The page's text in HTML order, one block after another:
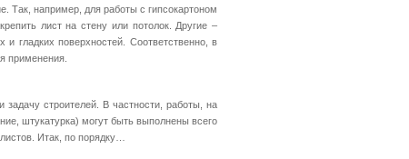
Так, например, для работы с гипсокартоном
лист на стену или потолок. Другие –
гладких поверхностей. Соответственно, в
применения.
задачу строителей. В частности, работы, на
штукатурка) могут быть выполнены всего
Итак, по порядку…